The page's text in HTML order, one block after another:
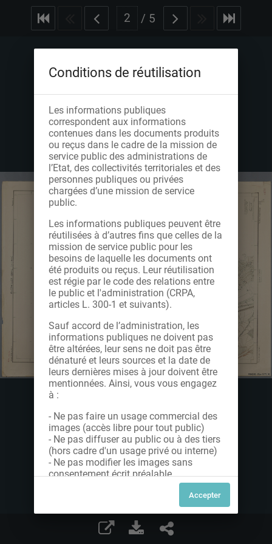
/ 5
Conditions de réutilisation
Les informations publiques
correspondent aux informations
contenues dans les documents produits
ou reçus dans le cadre de la mission de
service public des administrations de
l’Etat, des collectivités territoriales et des
personnes publiques ou privées
chargées d’une mission de service
public.
Les informations publiques peuvent être
réutilisées à d’autres fins que celles de la
mission de service public pour les
besoins de laquelle les documents ont
été produits ou reçus. Leur réutilisation
est régie par le code des relations entre
le public et l'administration (CRPA,
articles L. 300-1 et suivants).
Sauf accord de l’administration, les
informations publiques ne doivent pas
être altérées, leur sens ne doit pas être
dénaturé et leurs sources et la date de
leurs dernières mises à jour doivent être
mentionnées. Ainsi, vous vous engagez
à :
- Ne pas faire un usage commercial des
images (accès libre pour tout public)
- Ne pas diffuser au public ou à des tiers
(hors cadre d'un usage privé ou interne)
- Ne pas modifier les images sans
consentement écrit préalable
Dans le cas contraire, nous vous invitons
à nous contacter afin de solliciter le type
de Licence souhaitée parmi celles
proposées et le cas échéant, acquitter